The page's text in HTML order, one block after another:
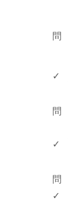
問
✓
問
✓
問
✓